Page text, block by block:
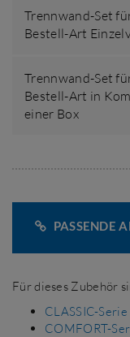
Trennwand-Set
Bestell-Art
Trennwand-Set
Bestell-Art in
einer Box
PASSENDE
Für dieses Zubehör
CLASSIC-Serie
COMFORT-